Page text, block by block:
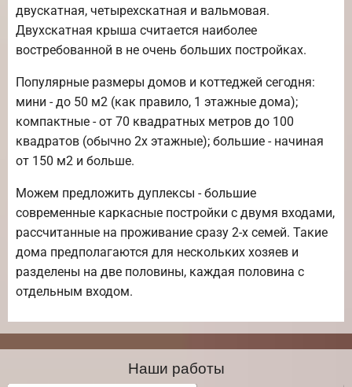
двускатная, четырехскатная и вальмовая.
Двухскатная крыша считается наиболее
востребованной в не очень больших постройках.
Популярные размеры домов и коттеджей сегодня:
мини - до 50 м2 (как правило, 1 этажные дома);
компактные - от 70 квадратных метров до 100
квадратов (обычно 2х этажные); большие - начиная
от 150 м2 и больше.
Можем предложить дуплексы - большие
современные каркасные постройки с двумя входами,
рассчитанные на проживание сразу 2-х семей. Такие
дома предполагаются для нескольких хозяев и
разделены на две половины, каждая половина с
отдельным входом.
Наши работы